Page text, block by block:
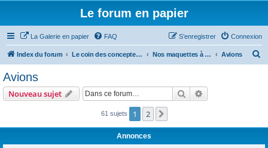
Le forum en papier
La Galerie en papier FAQ Connexion
S’enregistrer
Index du forum Le coin des concepteurs Nos maquettes à télécharger Avions
Avions
Nouveau sujet Rechercher
61 sujets 1 2
Annonces